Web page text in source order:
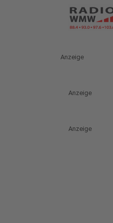
Anzeige
Anzeige
Anzeige